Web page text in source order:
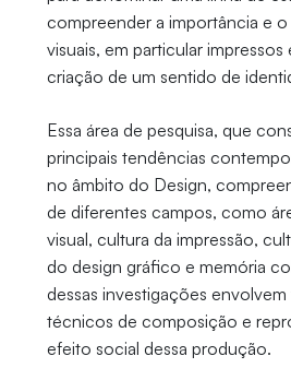
compreender a importância e
visuais, em particular impressos
criação de um sentido de
Essa área de pesquisa, que
principais tendências
no âmbito do Design,
de diferentes campos, como
visual, cultura da impressão,
do design gráfico e memória
dessas investigações
técnicos de composição e
efeito social dessa produção.